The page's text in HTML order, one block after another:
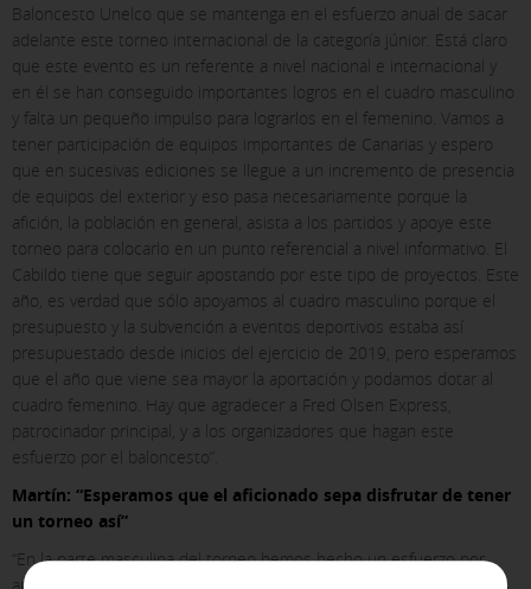
Baloncesto Unelco que se mantenga en el esfuerzo anual de sacar
adelante este torneo internacional de la categoría júnior. Está claro
que este evento es un referente a nivel nacional e internacional y
en él se han conseguido importantes logros en el cuadro masculino
y falta un pequeño impulso para lograrlos en el femenino. Vamos a
tener participación de equipos importantes de Canarias y espero
que en sucesivas ediciones se llegue a un incremento de presencia
de equipos del exterior y eso pasa necesariamente porque la
afición, la población en general, asista a los partidos y apoye este
torneo para colocarlo en un punto referencial a nivel informativo. El
Cabildo tiene que seguir apostando por este tipo de proyectos. Este
año, es verdad que sólo apoyamos al cuadro masculino porque el
presupuesto y la subvención a eventos deportivos estaba así
presupuestado desde inicios del ejercicio de 2019, pero esperamos
que el año que viene sea mayor la aportación y podamos dotar al
cuadro femenino. Hay que agradecer a Fred Olsen Express,
patrocinador principal, y a los organizadores que hagan este
esfuerzo por el baloncesto”.
Martín: “Esperamos que el aficionado sepa disfrutar de tener
un torneo así”
“En la parte masculina del torneo hemos hecho un esfuerzo por
aumentarlo a diez equipos este año porque creemos que tenemos
X
COOKIE SETTINGS
ACCEPT ALL
Necessary cookies
These cookies are necessary and can not be disabled in our
about these cookies, but some areas of the site will not
work. These cookies do not store any personally identifiable